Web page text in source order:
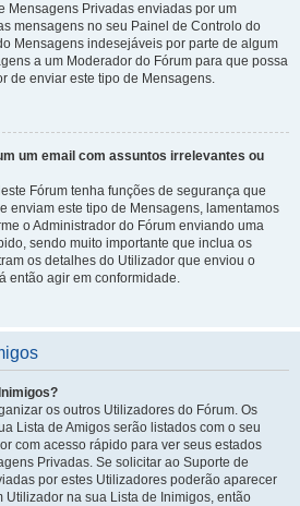
Mensagens Privadas enviadas por um
mensagens no seu Painel de Controlo do
Mensagens indesejáveis por parte de algum
a um Moderador do Fórum para que possa
de enviar este tipo de Mensagens.
um email com assuntos irrelevantes ou
Fórum tenha funções de segurança que
enviam este tipo de Mensagens, lamentamos
o Administrador do Fórum enviando uma
sendo muito importante que inclua os
os detalhes do Utilizador que enviou o
então agir em conformidade.
os outros Utilizadores do Fórum. Os
Lista de Amigos serão listados com o seu
com acesso rápido para ver seus estados
Privadas. Se solicitar ao Suporte de
por estes Utilizadores poderão aparecer
Utilizador na sua Lista de Inimigos, então